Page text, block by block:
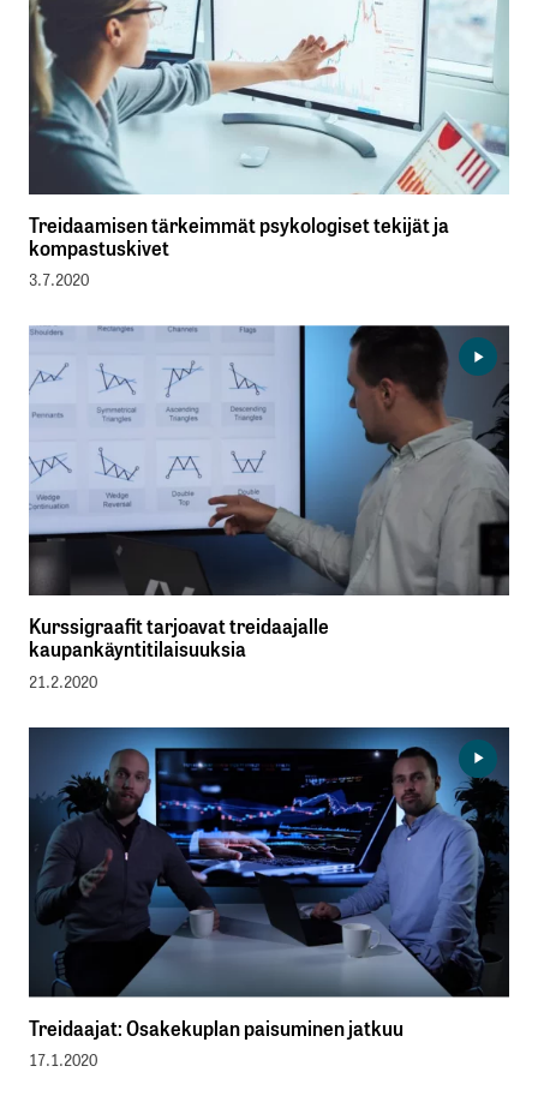
Treidaamisen tärkeimmät psykologiset tekijät ja
kompastuskivet
3.7.2020
Kurssigraafit tarjoavat treidaajalle
kaupankäyntitilaisuuksia
21.2.2020
Treidaajat: Osakekuplan paisuminen jatkuu
17.1.2020